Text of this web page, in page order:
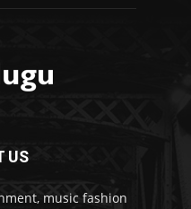
US
music fashion